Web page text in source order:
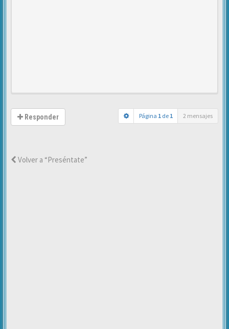
Responder Página 1 de 1 2 mensajes
Volver a “Preséntate”